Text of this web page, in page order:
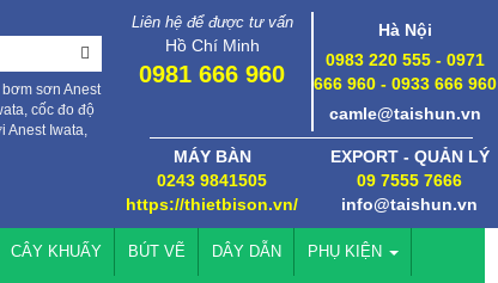
sơn Anest
cốc đo độ
Anest Iwata,
Liên hệ để được tư vấn
Hồ Chí Minh
0981 666 960
Hà Nội
0983 220 555 - 0971
666 960 - 0933 666 960
camle@taishun.vn
MÁY BÀN
0243 9841505
https://thietbison.vn/
EXPORT - QUẢN LÝ
09 7555 7666
info@taishun.vn
CÂY KHUẤY BÚT VẼ DÂY DẪN PHỤ KIỆN